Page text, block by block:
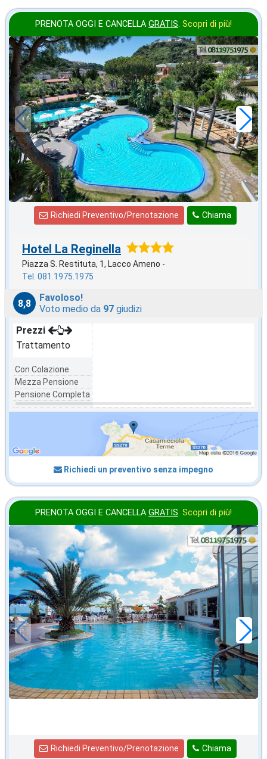
PRENOTA OGGI E CANCELLA GRATIS. Scopri di più!
in offerta da
€80,00
a notte
Chiama
Richiedi Preventivo/Prenotazione
Hotel La Reginella
Piazza S. Restituta, 1, Lacco Ameno -
Tel. 081.1975.1975
8,8
Favoloso!
Voto medio da 97 giudizi
Prezzi
Trattamento
Con Colazione
Mezza Pensione
Pensione Completa
Richiedi un preventivo senza impegno
PRENOTA OGGI E CANCELLA GRATIS. Scopri di più!
in offerta da
€28,43
a notte
Chiama
Richiedi Preventivo/Prenotazione